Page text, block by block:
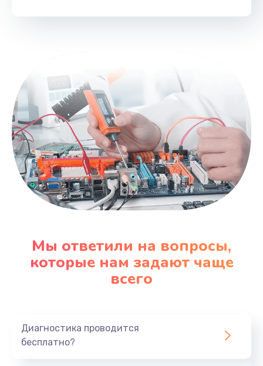
Мы ответили на вопросы,
которые нам задают чаще
всего
Диагностика проводится
бесплатно?